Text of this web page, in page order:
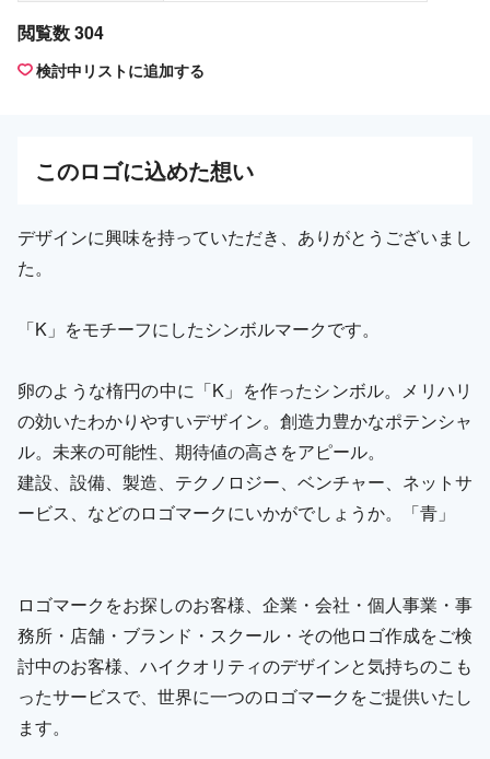
閲覧数 304
検討中リストに追加する
このロゴに込めた想い
デザインに興味を持っていただき、ありがとうございまし
た。
「K」をモチーフにしたシンボルマークです。
卵のような楕円の中に「K」を作ったシンボル。メリハリ
の効いたわかりやすいデザイン。創造力豊かなポテンシャ
ル。未来の可能性、期待値の高さをアピール。
建設、設備、製造、テクノロジー、ベンチャー、ネットサ
ービス、などのロゴマークにいかがでしょうか。「青」
ロゴマークをお探しのお客様、企業・会社・個人事業・事
務所・店舗・ブランド・スクール・その他ロゴ作成をご検
討中のお客様、ハイクオリティのデザインと気持ちのこも
ったサービスで、世界に一つのロゴマークをご提供いたし
ます。